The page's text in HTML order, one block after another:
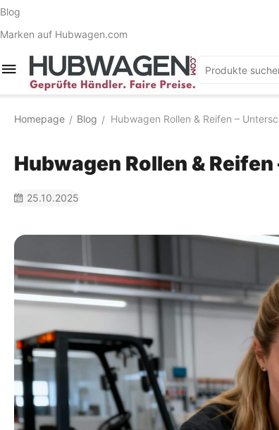
Blog
Marken auf Hubwagen.com
Homepage / Blog / Hubwagen Rollen & Reifen –
Hubwagen Rollen &
25.10.2025